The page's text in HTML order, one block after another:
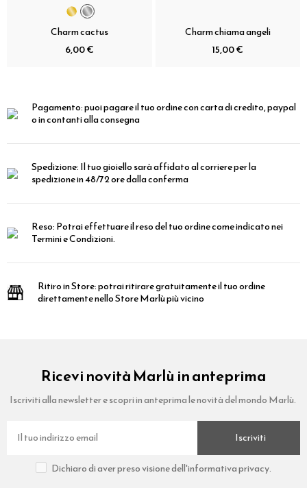
Charm cactus
6,00 €
Charm chiama angeli
15,00 €
Pagamento:puoi pagare il tuo ordine con carta di credito, paypal
o in contanti alla consegna
Spedizione:Il tuo gioiello sarà affidato al corriere per la
spedizione in 48/72 ore dalla conferma
Reso:Potrai effettuare il reso del tuo ordine come indicato nei
Termini e Condizioni.
Ritiro in Store:potrai ritirare gratuitamente il tuo ordine
direttamente nello Store Marlù più vicino
Ricevi novità Marlù in anteprima
Iscriviti alla newsletter e scopri in anteprima le novità del mondo Marlù.
Iscriviti
Dichiaro di aver preso visione dell'informativa privacy.